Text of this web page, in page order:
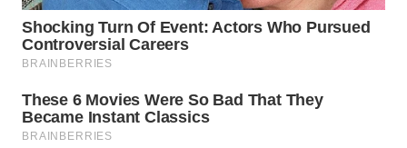
WN
BOGOR
WN
DEPOK